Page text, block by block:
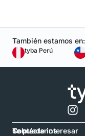
También estamos en:
tyba Perú
Contáctanos
Sobre
Te puede interesar